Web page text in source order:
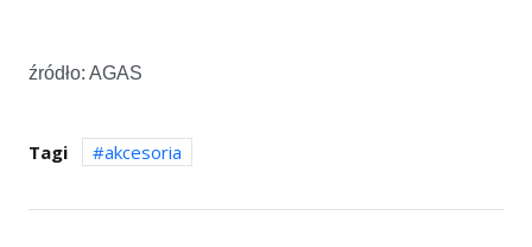
źródło: AGAS
Tagi akcesoria